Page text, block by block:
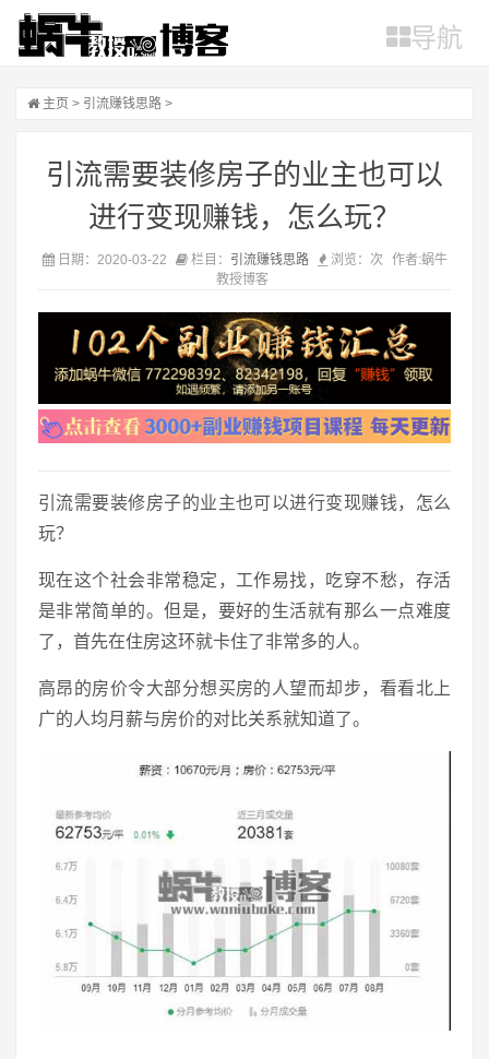
导航
主页 > 引流赚钱思路 >
引流需要装修房子的业主也可以
进行变现赚钱，怎么玩？
日期：2020-03-22 栏目： 引流赚钱思路 浏览： 次
作者:蜗牛
教授博客
引流需要装修房子的业主也可以进行变现赚钱，怎么
玩？
现在这个社会非常稳定，工作易找，吃穿不愁，存活
是非常简单的。但是，要好的生活就有那么一点难度
了，首先在住房这环就卡住了非常多的人。
高昂的房价令大部分想买房的人望而却步，看看北上
广的人均月薪与房价的对比关系就知道了。